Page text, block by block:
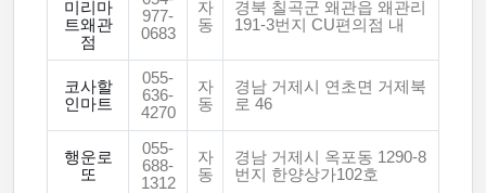
미리마
트왜관
점
977-
0683
자
동
경북 칠곡군 왜관읍 왜관리
191-3번지 CU편의점 내
코사할
인마트
055-
636-
4270
자
동
경남 거제시 연초면 거제북
로 46
행운로
또
055-
688-
1312
자
동
경남 거제시 옥포동 1290-8
번지 한양상가102호